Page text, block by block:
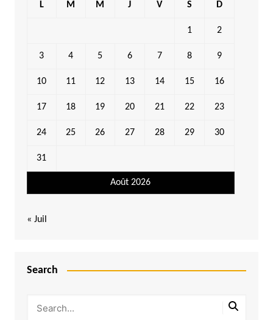
Août 2026
L M M J V S D
1 2
3 4 5 6 7 8 9
10 11 12 13 14 15 16
17 18 19 20 21 22 23
24 25 26 27 28 29 30
31
« Juil
Search